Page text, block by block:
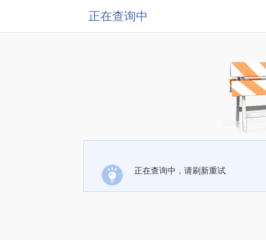
正在查询中
正在查询中，请刷新重试